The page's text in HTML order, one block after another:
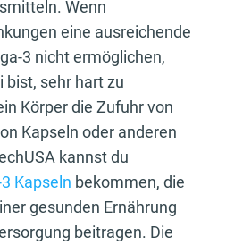
Wenn
eine ausreichende
3 nicht ermöglichen,
bist, sehr hart zu
Körper die Zufuhr von
Kapseln oder anderen
kannst du
Kapseln bekommen, die
gesunden Ernährung
beitragen. Die